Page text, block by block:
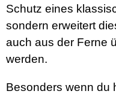
Schutz eines
sondern erweitert
auch aus der Ferne
werden.
Besonders wenn du